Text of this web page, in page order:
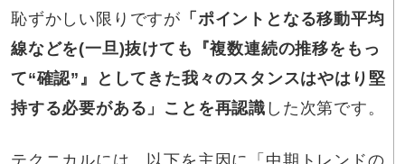
恥ずかしい限りですが 「ポイントとなる移動平均
線などを(一旦)抜けても『複数連続の推移をもっ
て“確認”』としてきた我々のスタンスはやはり堅
持する必要がある」ことを再認識 した次第です。